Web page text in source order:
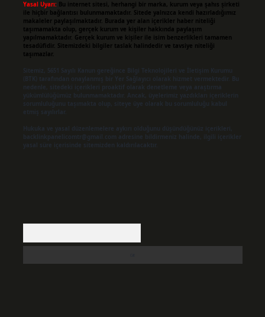
Yasal Uyarı: Bu internet sitesi, herhangi bir marka, kurum veya şahıs şirketi
ile hiçbir bağlantısı bulunmamaktadır. Sitede yalnızca kendi hazırladığımız
makaleler paylaşılmaktadır. Burada yer alan içerikler haber niteliği
taşımamakta olup, gerçek kurum ve kişiler hakkında paylaşım
yapılmamaktadır. Gerçek kurum ve kişiler ile isim benzerlikleri tamamen
tesadüfidir. Sitemizdeki bilgiler taslak halindedir ve tavsiye niteliği
taşımazlar.
Sitemiz, 5651 Sayılı Kanun gereğince Bilgi Teknolojileri ve İletişim Kurumu
(BTK) tarafından onaylanmış bir Yer Sağlayıcı olarak hizmet vermektedir. Bu
nedenle, sitedeki içerikleri proaktif olarak denetleme veya araştırma
yükümlülüğümüz bulunmamaktadır. Ancak, üyelerimiz yazdıkları içeriklerin
sorumluluğunu taşımakta olup, siteye üye olarak bu sorumluluğu kabul
etmiş sayılırlar.
Hukuka ve yasal düzenlemelere aykırı olduğunu düşündüğünüz içerikleri,
backlinkpanelicomtr@gmail.com
adresine bildirmeniz halinde, ilgili içerikler
yasal süre içerisinde sitemizden kaldırılacaktır.